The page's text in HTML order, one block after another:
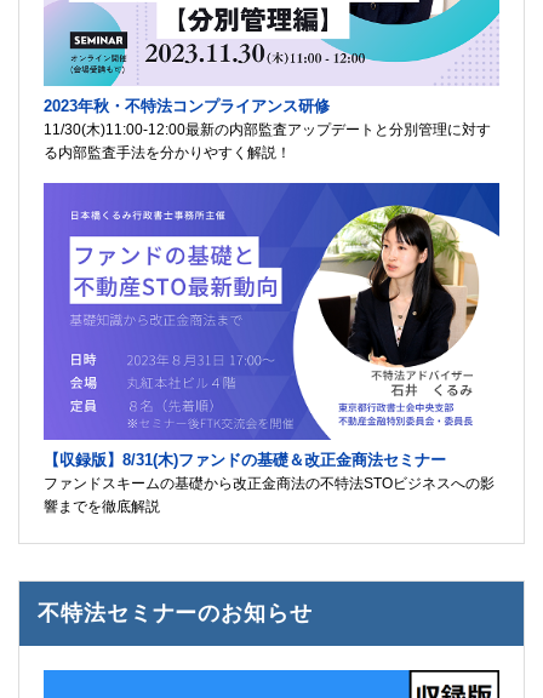
2023年秋・不特法コンプライアンス研修
11/30(木)11:00-12:00最新の内部監査アップデートと分別管理に対す
る内部監査手法を分かりやすく解説！
【収録版】8/31(木)ファンドの基礎＆改正金商法セミナー
ファンドスキームの基礎から改正金商法の不特法STOビジネスへの影
響までを徹底解説
不特法セミナーのお知らせ